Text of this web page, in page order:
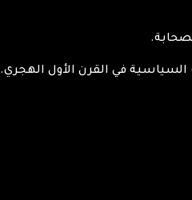
السياسية في القرن الأول الهجري.